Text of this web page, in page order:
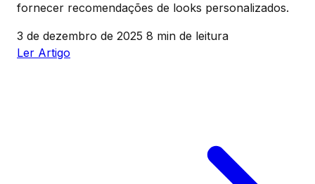
fornecer recomendações de looks personalizados.
3 de dezembro de 2025 8 min de leitura
Ler Artigo